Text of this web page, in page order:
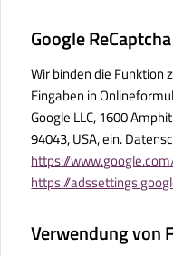
Google ReCaptcha
Wir binden die Funktion
Eingaben in
Google LLC, 1600
94043, USA, ein.
https://
https://
Verwendung von